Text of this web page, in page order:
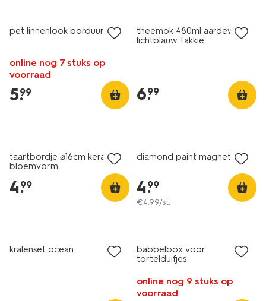
pet linnenlook borduur
online nog 7 stuks op
voorraad
5.
99
theemok 480ml aardewerk
lichtblauw Takkie
6.
99
taartbordje ⌀16cm keramiek
bloemvorm
4.
99
diamond paint magneten
4.
99
€4.99/st.
kralenset ocean
babbelbox voor
tortelduifjes
online nog 9 stuks op
voorraad